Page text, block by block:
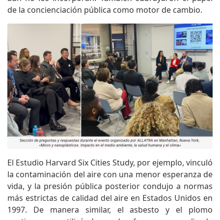
de la concienciación pública como motor de cambio.
El Estudio Harvard Six Cities Study, por ejemplo, vinculó
la contaminación del aire con una menor esperanza de
vida, y la presión pública posterior condujo a normas
más estrictas de calidad del aire en Estados Unidos en
1997. De manera similar, el asbesto y el plomo